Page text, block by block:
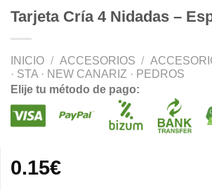
Tarjeta Cría 4 Nidadas –
INICIO / ACCESORIOS /
· STA · NEW CANARIZ · PEDROS
Elije tu método de pago:
0.15€